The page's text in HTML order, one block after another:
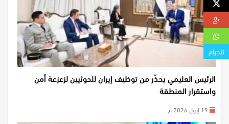
الرئيس العليمي يحذّر من توظيف إيران للحوثيين لزعزعة أمن
واستقرار المنطقة
تلجرام